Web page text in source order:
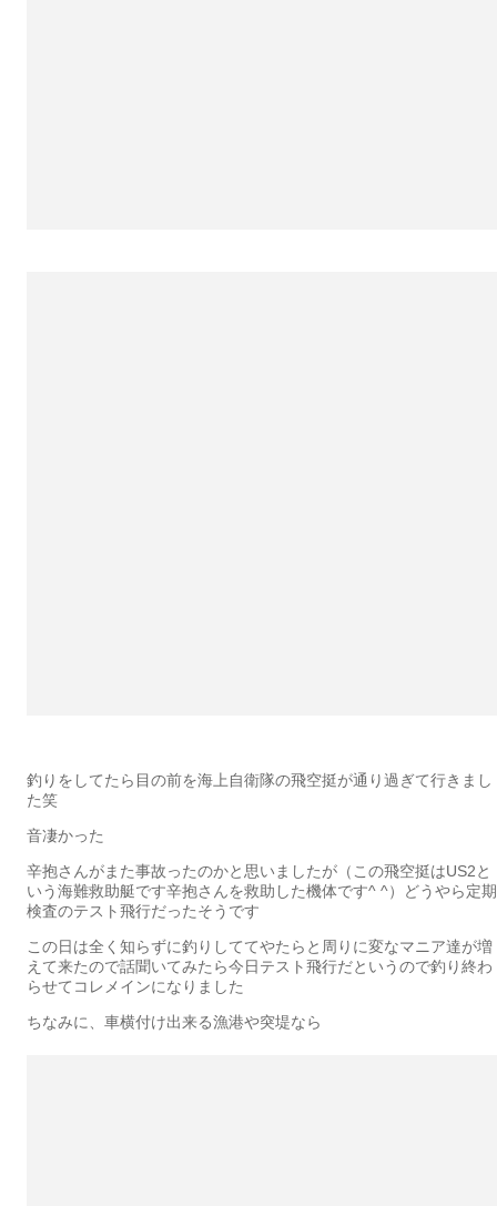
釣りをしてたら目の前を海上自衛隊の飛空挺が通り過ぎて行きまし
た笑
音凄かった
辛抱さんがまた事故ったのかと思いましたが（この飛空挺はUS2と
いう海難救助艇です辛抱さんを救助した機体です^ ^）どうやら定期
検査のテスト飛行だったそうです
この日は全く知らずに釣りしててやたらと周りに変なマニア達が増
えて来たので話聞いてみたら今日テスト飛行だというので釣り終わ
らせてコレメインになりました
ちなみに、車横付け出来る漁港や突堤なら